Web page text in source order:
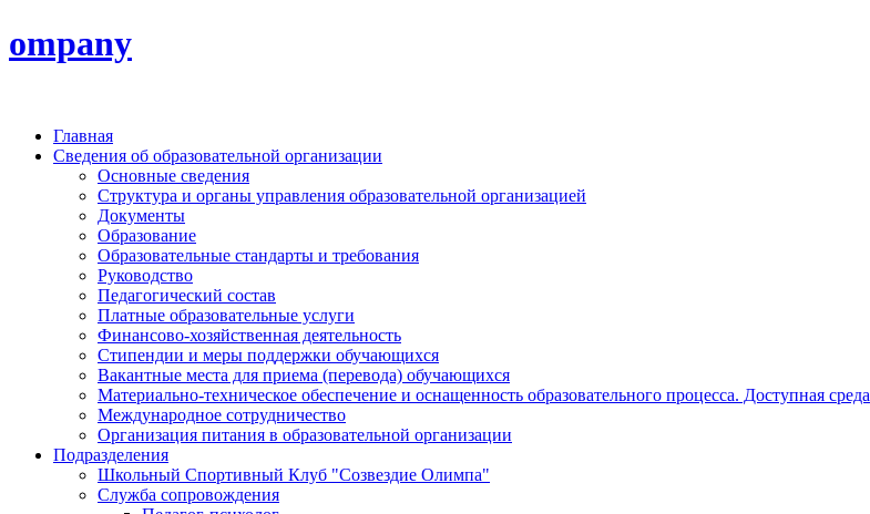
ompany
Главная
Сведения об образовательной организации
Основные сведения
Структура и органы управления образовательной организацией
Документы
Образование
Образовательные стандарты и требования
Руководство
Педагогический состав
Платные образовательные услуги
Финансово-хозяйственная деятельность
Стипендии и меры поддержки обучающихся
Вакантные места для приема (перевода) обучающихся
Материально-техническое обеспечение и оснащенность образовательного процесса. Доступная среда
Международное сотрудничество
Организация питания в образовательной организации
Подразделения
Школьный Спортивный Клуб "Созвездие Олимпа"
Служба сопровождения